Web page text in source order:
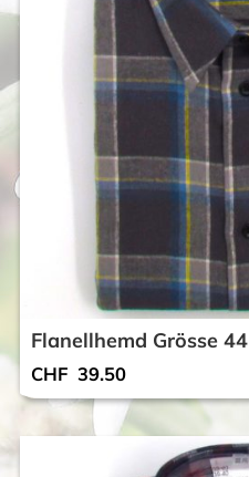
Flanellhemd Grösse 44
CHF 39.50